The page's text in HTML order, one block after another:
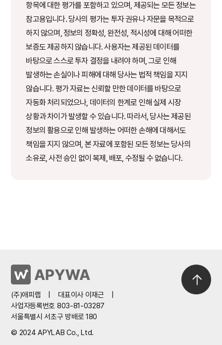
항목에 대한 평가를 포함하고 있으며, 제공되는 모든 정보는
참고용입니다. 당사의 평가는 투자 권유나 자문을 목적으로
하지 않으며, 정보의 정확성, 완전성, 적시성에 대해 어떠한
보증도 제공하지 않습니다. 사용자는 제공된 데이터를
바탕으로 스스로 투자 결정을 내려야 하며, 그로 인해
발생하는 손실이나 피해에 대해 당사는 법적 책임을 지지
않습니다. 평가 자료는 신뢰할 만한 데이터를 바탕으로
자동화 처리되었으나, 데이터의 한계로 인해 실제 시장
상황과 차이가 발생할 수 있습니다. 따라서, 당사는 제공된
정보의 활용으로 인해 발생하는 어떠한 손해에 대해서도
책임을 지지 않으며, 본 자료에 포함된 모든 정보는 당사의
소유로, 사전 승인 없이 복제, 배포, 수정될 수 없습니다.
(주)애피랩 대표이사 이재근
사업자등록번호 803-81-03287
서울특별시 서초구 방배로 180
© 2024 APYLAB Co., Ltd.